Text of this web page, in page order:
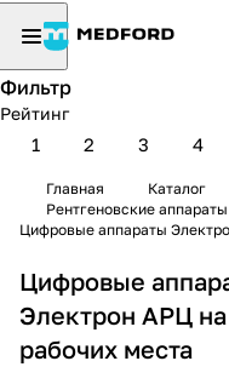
Фильтр
Рейтинг
1 2 3 4
Главная Каталог
Рентгеновские аппараты
Цифровые аппараты
Цифровые
Электрон АРЦ
рабочих места